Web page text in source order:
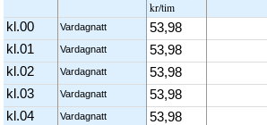
kr/tim
kl.00 Vardagnatt
53,98
kl.01
Vardagnatt
53,98
kl.02
Vardagnatt
53,98
kl.03
Vardagnatt
53,98
kl.04
Vardagnatt
53,98